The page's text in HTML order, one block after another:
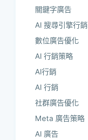
關鍵字廣告
AI 搜尋引擎行銷
數位廣告優化
AI 行銷策略
AI行銷
AI 行銷
社群廣告優化
Meta 廣告策略
AI 廣告